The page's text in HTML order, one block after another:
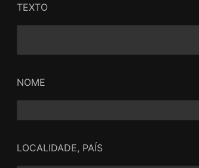
TEXTO
NOME
LOCALIDADE, PAÍS